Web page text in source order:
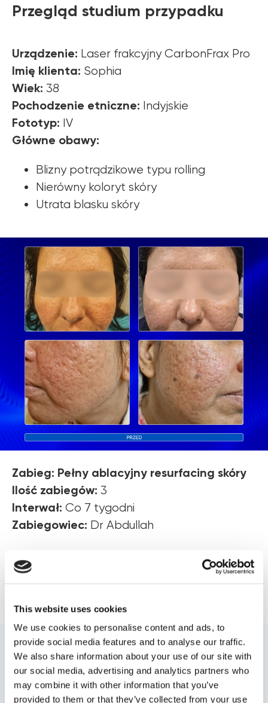
This website uses cookies
We use cookies to personalise content and ads, to
provide social media features and to analyse our traffic.
We also share information about your use of our site with
our social media, advertising and analytics partners who
may combine it with other information that you’ve
provided to them or that they’ve collected from your use
Przegląd studium przypadku
Urządzenie: Laser frakcyjny CarbonFrax Pro
Imię klienta: Sophia
Wiek: 38
Pochodzenie etniczne: Indyjskie
Fototyp: IV
Główne obawy:
Blizny potrądzikowe typu rolling
Nierówny koloryt skóry
Utrata blasku skóry
Zabieg: Pełny ablacyjny resurfacing skóry
Ilość zabiegów: 3
Interwał: Co 7 tygodni
Zabiegowiec: Dr Abdullah
Parametry zabiegowe
-------------------------
1.00 ms
0.5 mm
Szerokość impulsu
Parametr lasera Ustawienia